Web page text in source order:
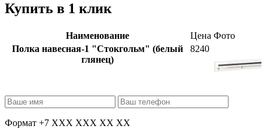
Купить в 1 клик
Наименование Цена Фото
Полка навесная-1 "Стокгольм" (белый
глянец)
8240
Формат +7 XXX XXX XX XX